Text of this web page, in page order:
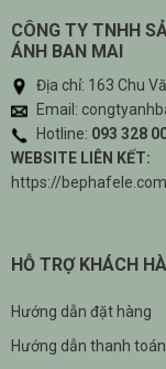
CÔNG TY TNHH
ÁNH BAN MAI
Địa chỉ: 163 Chu
Email:
Hotline: 093 328
WEBSITE LIÊN KẾT:
https://bephafele.com
HỖ TRỢ KHÁCH
Hướng dẫn đặt hàng
Hướng dẫn thanh toán